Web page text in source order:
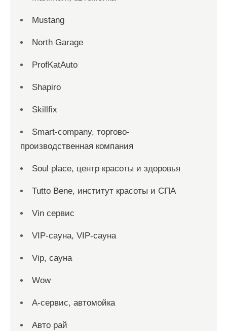
Mustang
North Garage
ProfKatAuto
Shapiro
Skillfix
Smart-company, торгово-
производственная компания
Soul place, центр красоты и здоровья
Tutto Bene, институт красоты и СПА
Vin сервис
VIP-сауна, VIP-сауна
Vip, сауна
Wow
А-сервис, автомойка
Авто рай